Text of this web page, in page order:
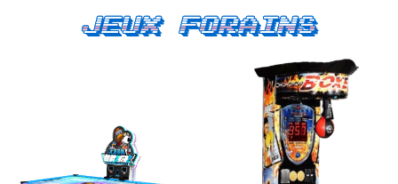
Jeux forains